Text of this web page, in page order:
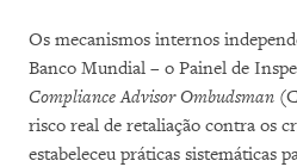
Os mecanismos internos
Banco Mundial – o Painel de
Compliance Advisor Ombudsman
risco real de retaliação contra os
estabeleceu práticas sistemáticas